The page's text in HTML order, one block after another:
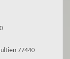
77440